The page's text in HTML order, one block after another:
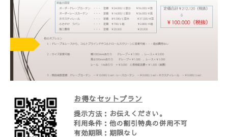
お得なセットプラン
提示方法： お伝えください。
利用条件： 他の割引特典の併用不可
有効期限： 期限なし